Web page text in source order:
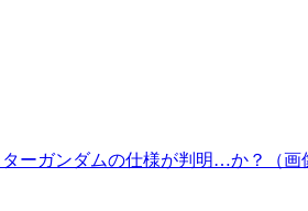
ーガンダムの仕様が判明…か？（画